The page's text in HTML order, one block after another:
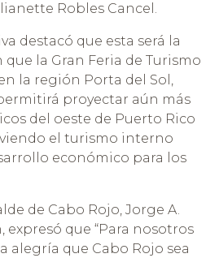
Robles Cancel.
destacó que esta será la
la Gran Feria de Turismo
la región Porta del Sol,
proyectar aún más
del oeste de Puerto Rico
el turismo interno
económico para los
de Cabo Rojo, Jorge A.
expresó que “Para nosotros
alegría que Cabo Rojo sea